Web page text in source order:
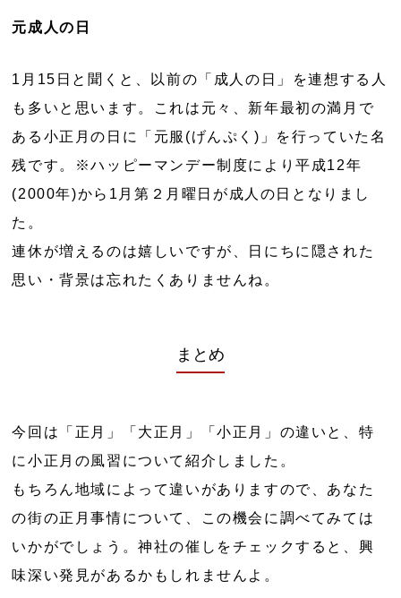
元成人の日
1月15日と聞くと、以前の「成人の日」を連想する人
も多いと思います。これは元々、新年最初の満月で
ある小正月の日に「元服(げんぷく)」を行っていた名
残です。※ハッピーマンデー制度により平成12年
(2000年)から1月第２月曜日が成人の日となりまし
た。
連休が増えるのは嬉しいですが、日にちに隠された
思い・背景は忘れたくありませんね。
まとめ
今回は「正月」「大正月」「小正月」の違いと、特
に小正月の風習について紹介しました。
もちろん地域によって違いがありますので、あなた
の街の正月事情について、この機会に調べてみては
いかがでしょう。神社の催しをチェックすると、興
味深い発見があるかもしれませんよ。